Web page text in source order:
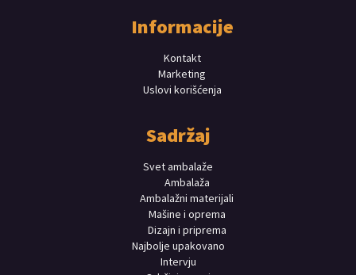
Informacije
Kontakt
Marketing
Uslovi korišćenja
Sadržaj
Svet ambalaže
Ambalaža
Ambalažni materijali
Mašine i oprema
Dizajn i priprema
Najbolje upakovano
Intervju